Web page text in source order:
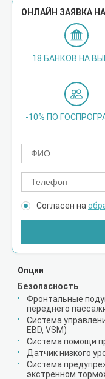
ОНЛАЙН ЗАЯВКА
18 БАНКОВ НА
-10% ПО
Согласен на
Опции
Безопасность
Фронтальные
переднего
Система
EBD, VSM)
Система помощи
Датчик низкого
Система
экстренном